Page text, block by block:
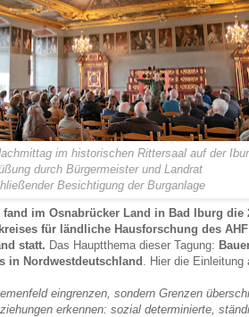
im historischen Rittersaal auf der
durch Bürgermeister und Landrat
Besichtigung der Burganlage
fand im Osnabrücker Land in Bad Iburg die
für ländliche Hausforschung des
statt. Das Hauptthema dieser Tagung:
in Nordwestdeutschland . Hier die Einleitung
eingrenzen, sondern Grenzen
erkennen: sozial determinierte,